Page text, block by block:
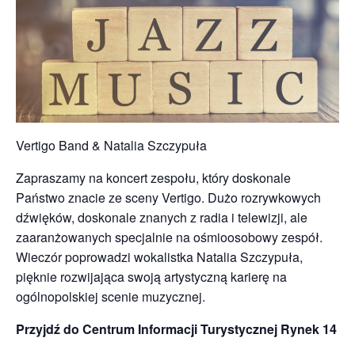
Vertigo Band & Natalia Szczypuła
Zapraszamy na koncert zespołu, który doskonale
Państwo znacie ze sceny Vertigo. Dużo rozrywkowych
dźwięków, doskonale znanych z radia i telewizji, ale
zaaranżowanych specjalnie na ośmioosobowy zespół.
Wieczór poprowadzi wokalistka Natalia Szczypuła,
pięknie rozwijająca swoją artystyczną karierę na
ogólnopolskiej scenie muzycznej.
Przyjdź do Centrum Informacji Turystycznej Rynek 14